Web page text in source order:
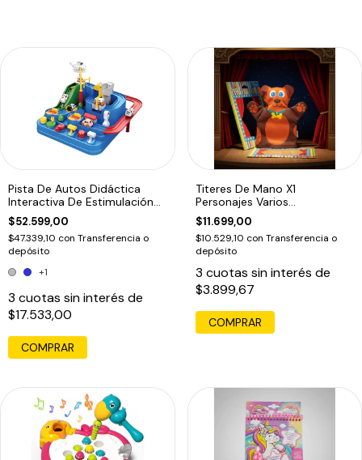
Pista De Autos Didáctica
Interactiva De Estimulación
Motriz
$52.599,00
$47.339,10 con Transferencia o
depósito
+1
3 cuotas sin interés de
$17.533,00
COMPRAR
Titeres De Mano X1
Personajes Varios
Dramatizacion Educando
$11.699,00
$10.529,10 con Transferencia o
depósito
3 cuotas sin interés de
$3.899,67
COMPRAR